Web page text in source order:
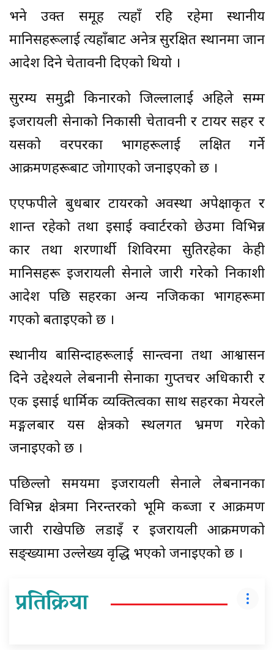
भने उक्त समूह त्यहाँ रहि रहेमा स्थानीय
मानिसहरूलाई त्यहाँबाट अनेत्र सुरक्षित स्थानमा जान
आदेश दिने चेतावनी दिएको थियो ।
सुरम्य समुद्री किनारको जिल्लालाई अहिले सम्म
इजरायली सेनाको निकासी चेतावनी र टायर सहर र
यसको वरपरका भागहरूलाई लक्षित गर्ने
आक्रमणहरूबाट जोगाएको जनाइएको छ ।
एएफपीले बुधबार टायरको अवस्था अपेक्षाकृत र
शान्त रहेको तथा इसाई क्वार्टरको छेउमा विभिन्न
कार तथा शरणार्थी शिविरमा सुतिरहेका केही
मानिसहरू इजरायली सेनाले जारी गरेको निकाशी
आदेश पछि सहरका अन्य नजिकका भागहरूमा
गएको बताइएको छ ।
स्थानीय बासिन्दाहरूलाई सान्त्वना तथा आश्वासन
दिने उद्देश्यले लेबनानी सेनाका गुप्तचर अधिकारी र
एक इसाई धार्मिक व्यक्तित्वका साथ सहरका मेयरले
मङ्गलबार यस क्षेत्रको स्थलगत भ्रमण गरेको
जनाइएको छ ।
पछिल्लो समयमा इजरायली सेनाले लेबनानका
विभिन्न क्षेत्रमा निरन्तरको भूमि कब्जा र आक्रमण
जारी राखेपछि लडाइँ र इजरायली आक्रमणको
सङ्ख्यामा उल्लेख्य वृद्धि भएको जनाइएको छ ।
प्रतिक्रिया